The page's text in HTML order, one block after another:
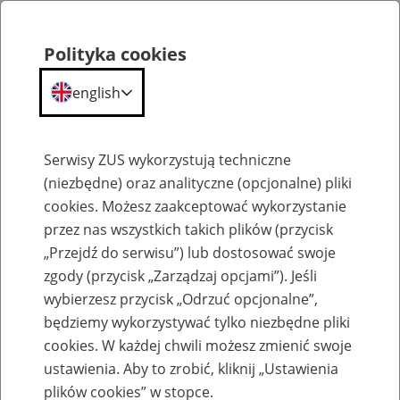
Komunikaty
Polityka cookies
english
Serwisy ZUS wykorzystują techniczne
(niezbędne) oraz analityczne (opcjonalne) pliki
cookies. Możesz zaakceptować wykorzystanie
przez nas wszystkich takich plików (przycisk
„Przejdź do serwisu”) lub dostosować swoje
zgody (przycisk „Zarządzaj opcjami”). Jeśli
wybierzesz przycisk „Odrzuć opcjonalne”,
będziemy wykorzystywać tylko niezbędne pliki
cookies. W każdej chwili możesz zmienić swoje
ustawienia. Aby to zrobić, kliknij „Ustawienia
plików cookies” w stopce.